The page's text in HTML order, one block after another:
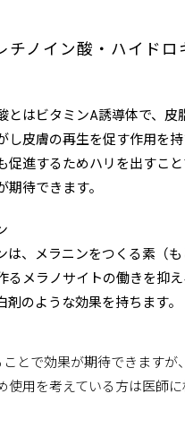
チノイン酸・ハイドロ
とはビタミンA誘導体で、皮
し皮膚の再生を促す作用を
促進するためハリを出すこと
期待できます。
は、メラニンをつくる素（も
るメラノサイトの働きを抑
剤のような効果を持ちます。
とで効果が期待できますが
使用を考えている方は医師